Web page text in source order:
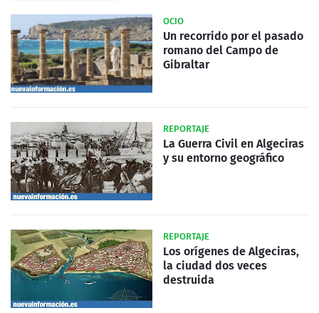
OCIO
Un recorrido por el pasado
romano del Campo de
Gibraltar
REPORTAJE
La Guerra Civil en Algeciras
y su entorno geográfico
REPORTAJE
Los orígenes de Algeciras,
la ciudad dos veces
destruida